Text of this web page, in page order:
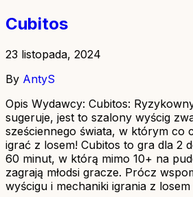
Cubitos
23 listopada, 2024
By AntyS
Opis Wydawcy: Cubitos:
sugeruje, jest to szalony wyścig
sześciennego świata, w którym co
igrać z losem! Cubitos to gra dla 2
60 minut, w którą mimo 10+ na
zagrają młodsi gracze. Prócz
wyścigu i mechaniki igrania z